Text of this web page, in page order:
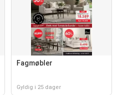
Fagmøbler
Gyldig i 25 dager